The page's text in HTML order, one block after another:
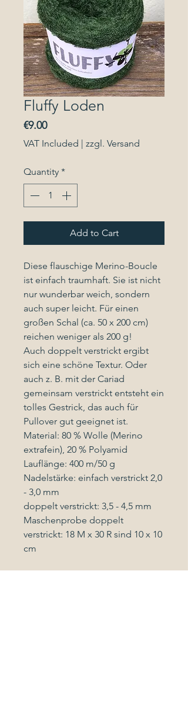
Fluffy Loden
€9.00Price
VAT Included | zzgl. Versand
Quantity *
Add to Cart
Diese flauschige Merino-Boucle
ist einfach traumhaft. Sie ist nicht
nur wunderbar weich, sondern
auch super leicht. Für einen
großen Schal (ca. 50 x 200 cm)
reichen weniger als 200 g!
Auch doppelt verstrickt ergibt
sich eine schöne Textur. Oder
auch z. B. mit der Cariad
gemeinsam verstrickt entsteht ein
tolles Gestrick, das auch für
Pullover gut geeignet ist.
Material: 80 % Wolle (Merino
extrafein), 20 % Polyamid
Lauflänge: 400 m/50 g
Nadelstärke: einfach verstrickt 2,0
- 3,0 mm
doppelt verstrickt: 3,5 - 4,5 mm
Maschenprobe doppelt
verstrickt: 18 M x 30 R sind 10 x 10
cm